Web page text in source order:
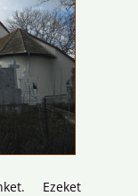
Ezeket